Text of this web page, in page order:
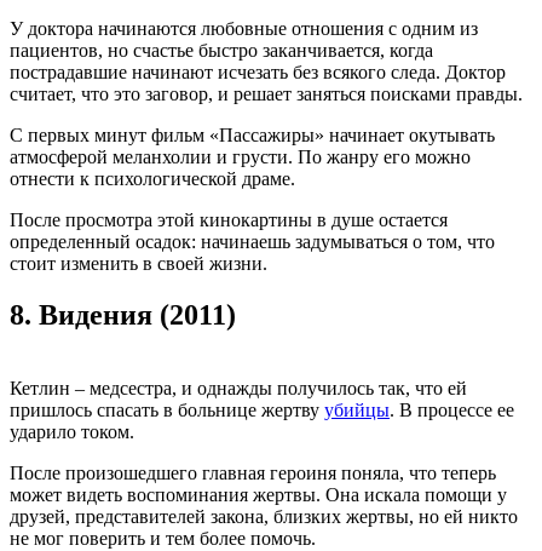
У доктора начинаются любовные отношения с одним из
пациентов, но счастье быстро заканчивается, когда
пострадавшие начинают исчезать без всякого следа. Доктор
считает, что это заговор, и решает заняться поисками правды.
С первых минут фильм «Пассажиры» начинает окутывать
атмосферой меланхолии и грусти. По жанру его можно
отнести к психологической драме.
После просмотра этой кинокартины в душе остается
определенный осадок: начинаешь задумываться о том, что
стоит изменить в своей жизни.
8. Видения (2011)
Кетлин – медсестра, и однажды получилось так, что ей
пришлось спасать в больнице жертву убийцы. В процессе ее
ударило током.
После произошедшего главная героиня поняла, что теперь
может видеть воспоминания жертвы. Она искала помощи у
друзей, представителей закона, близких жертвы, но ей никто
не мог поверить и тем более помочь.